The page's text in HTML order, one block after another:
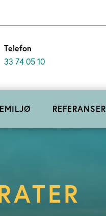
Telefon
33 74 05 10
REFERANSER